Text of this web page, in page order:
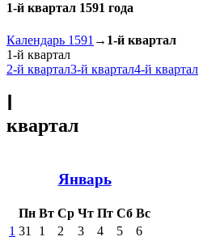
1-й квартал 1591 года
Календарь 1591 → 1-й квартал
1-й квартал
2-й квартал3-й квартал4-й квартал
квартал
Январь
Пн Вт Ср Чт Пт Сб Вс
1 31 1 2 3 4 5
6